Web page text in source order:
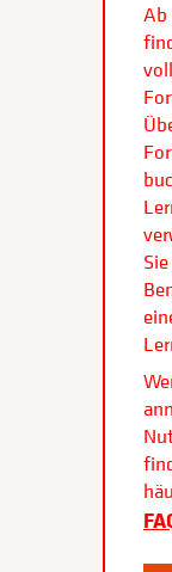
Ab